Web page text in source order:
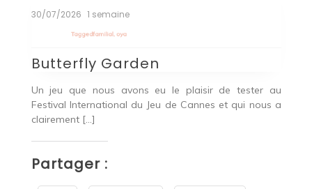
30/07/2026 1 semaine
familial,oya
Butterfly Garden
Un jeu que nous avons eu le plaisir de tester au
Festival International du Jeu de Cannes et qui nous a
clairement […]
Partager :